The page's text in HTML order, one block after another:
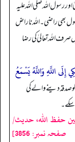
رسول اللہ صلی اللہ علیہ
بھی راضی۔ اللہ ناراض
اللہ تعالیٰ کی رضا
اللَّهِ وَاللَّهُ يَسْمَعُ
دینے والے کی
سکے۔
حفظ اللہ، حدیث/
صفحہ نمبر: 3856]